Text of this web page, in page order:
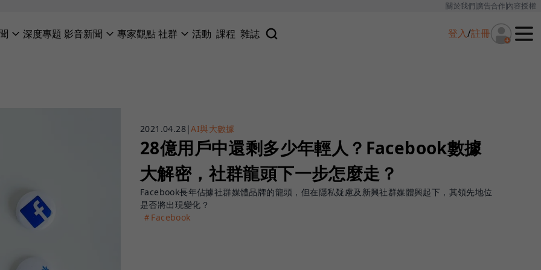
關於我們廣告合作內容授權
深度專題 影音新聞 專家觀點社群 活動 課程 雜誌 登入/註冊
2021.04.28|AI與大數據
28億用戶中還剩多少年輕人？Facebook數據
大解密，社群龍頭下一步怎麼走？
Facebook長年佔據社群媒體品牌的龍頭，但在隱私疑慮及新興社群媒體興起下，其領先地位
是否將出現變化？
＃Facebook